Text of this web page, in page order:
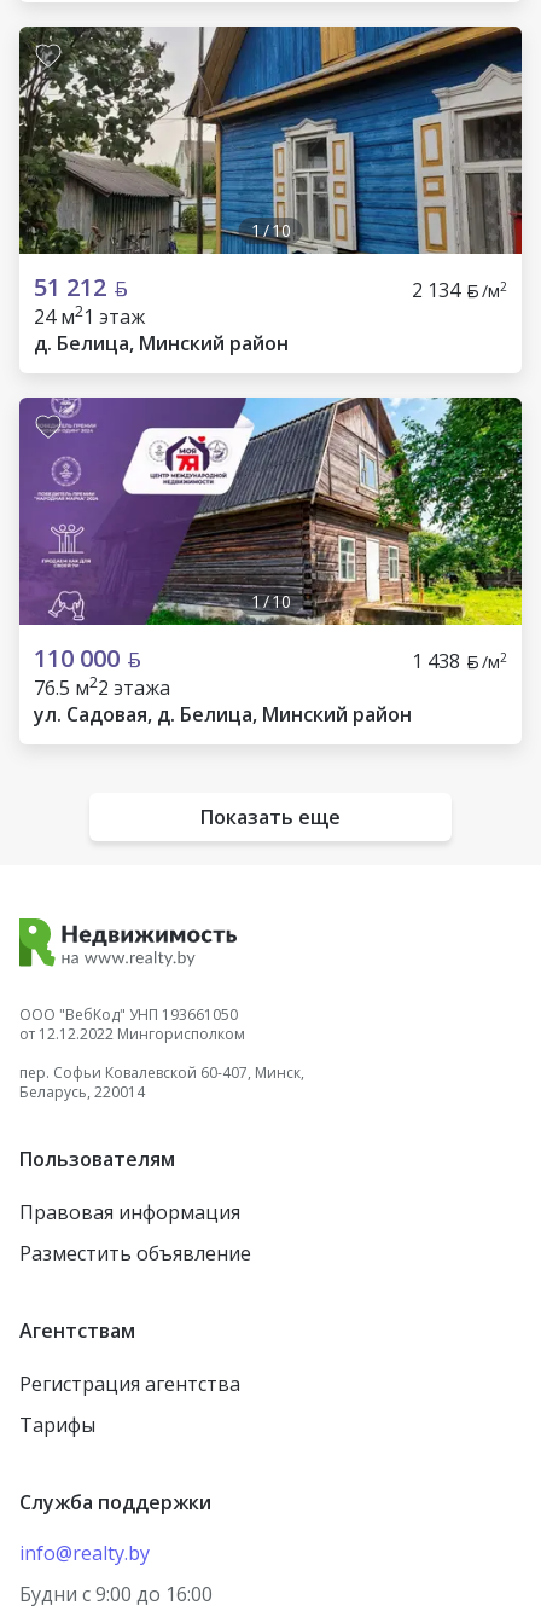
1/10
51 212 2 134 /м2
24 м21 этаж
д. Белица, Минский район
1/10
110 000 1 438 /м2
76.5 м22 этажа
ул. Садовая, д. Белица, Минский район
Показать еще
ООО "ВебКод" УНП 193661050
от 12.12.2022 Мингорисполком
пер. Софьи Ковалевской 60-407, Минск,
Беларусь, 220014
Пользователям
Правовая информация
Разместить объявление
Агентствам
Регистрация агентства
Тарифы
Служба поддержки
info@realty.by
Будни с 9:00 до 16:00